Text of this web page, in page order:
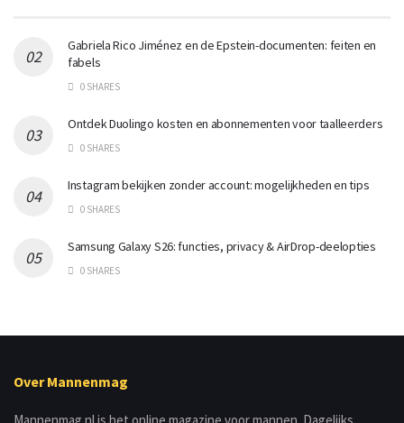
Gabriela Rico Jiménez en de Epstein-documenten: feiten en
fabels
0 SHARES
Ontdek Duolingo kosten en abonnementen voor taalleerders
0 SHARES
Instagram bekijken zonder account: mogelijkheden en tips
0 SHARES
Samsung Galaxy S26: functies, privacy & AirDrop-deelopties
0 SHARES
Over Mannenmag